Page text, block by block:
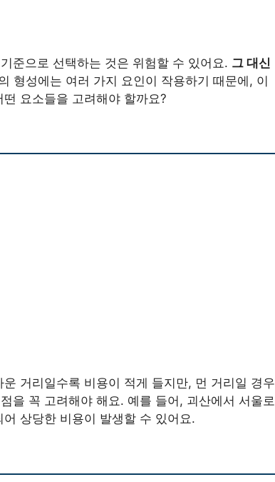
준으로 선택하는 것은 위험할 수 있어요. 그 대신
형성에는 여러 가지 요인이 작용하기 때문에, 이
요소들을 고려해야 할까요?
거리일수록 비용이 적게 들지만, 먼 거리일 경우
을 꼭 고려해야 해요. 예를 들어, 괴산에서 서울로
상당한 비용이 발생할 수 있어요.